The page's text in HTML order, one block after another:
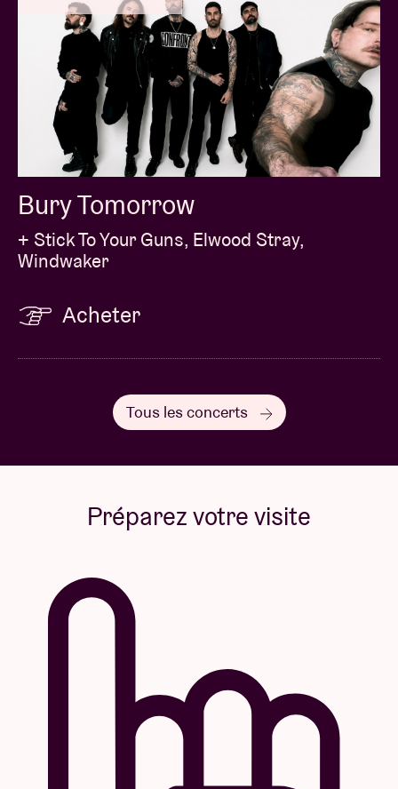
Bury Tomorrow
+ Stick To Your Guns, Elwood Stray,
Windwaker
Acheter
Tous les concerts
Préparez votre visite